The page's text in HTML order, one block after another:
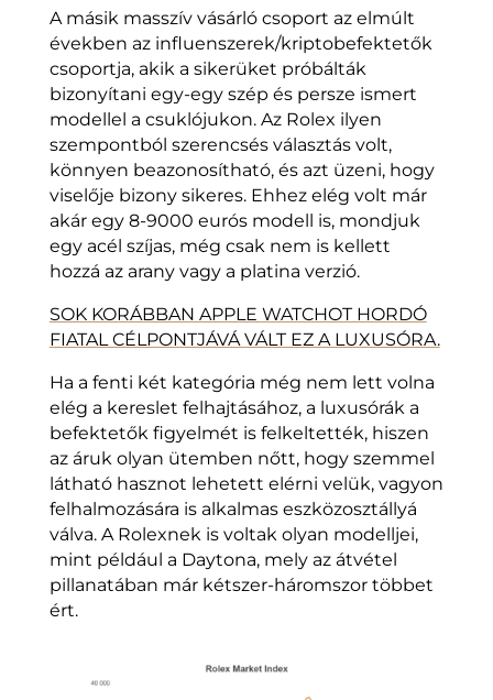
A másik masszív vásárló csoport az elmúlt
években az influenszerek/kriptobefektetők
csoportja, akik a sikerüket próbálták
bizonyítani egy-egy szép és persze ismert
modellel a csuklójukon. Az Rolex ilyen
szempontból szerencsés választás volt,
könnyen beazonosítható, és azt üzeni, hogy
viselője bizony sikeres. Ehhez elég volt már
akár egy 8-9000 eurós modell is, mondjuk
egy acél szíjas, még csak nem is kellett
hozzá az arany vagy a platina verzió.
SOK KORÁBBAN APPLE WATCHOT HORDÓ
FIATAL CÉLPONTJÁVÁ VÁLT EZ A LUXUSÓRA.
Ha a fenti két kategória még nem lett volna
elég a kereslet felhajtásához, a luxusórák a
befektetők figyelmét is felkeltették, hiszen
az áruk olyan ütemben nőtt, hogy szemmel
látható hasznot lehetett elérni velük, vagyon
felhalmozására is alkalmas eszközosztállyá
válva. A Rolexnek is voltak olyan modelljei,
mint például a Daytona, mely az átvétel
pillanatában már kétszer-háromszor többet
ért.